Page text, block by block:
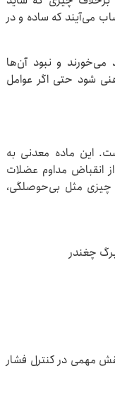
می‌آیند که ساده و در
می‌خورند و نبود آن‌ها
شود حتی اگر عوامل
این ماده معدنی به
انقباض مداوم عضلات
چیزی مثل بی‌حوصلگی،
چغندر
مهمی در کنترل فشار